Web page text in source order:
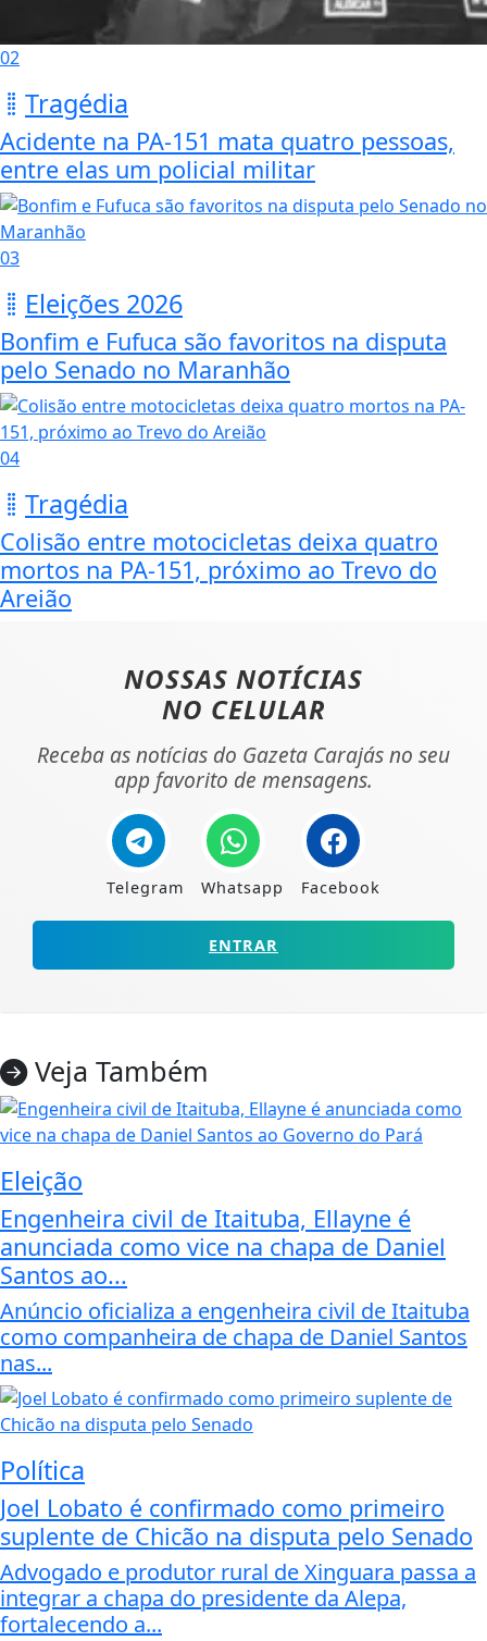
02
Tragédia
Acidente na PA-151 mata quatro pessoas,
entre elas um policial militar
03
Eleições 2026
Bonfim e Fufuca são favoritos na disputa
pelo Senado no Maranhão
04
Tragédia
Colisão entre motocicletas deixa quatro
mortos na PA-151, próximo ao Trevo do
Areião
NOSSAS NOTÍCIAS
NO CELULAR
Receba as notícias do Gazeta Carajás no seu
app favorito de mensagens.
Telegram Whatsapp Facebook
ENTRAR
Veja Também
Eleição
Engenheira civil de Itaituba, Ellayne é
anunciada como vice na chapa de Daniel
Santos ao...
Anúncio oficializa a engenheira civil de Itaituba
como companheira de chapa de Daniel Santos
nas...
Política
Joel Lobato é confirmado como primeiro
suplente de Chicão na disputa pelo Senado
Advogado e produtor rural de Xinguara passa a
integrar a chapa do presidente da Alepa,
fortalecendo a...